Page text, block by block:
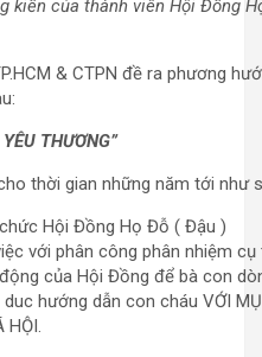
kiến của thành viên Hội Đồng
& CTPN đề ra phương
THƯƠNG”
thời gian những năm tới như
Hội Đồng Họ Đỗ ( Đậu )
với phân công phân nhiệm
của Hội Đồng để bà con
hướng dẫn con cháu VỚI
HỘI.